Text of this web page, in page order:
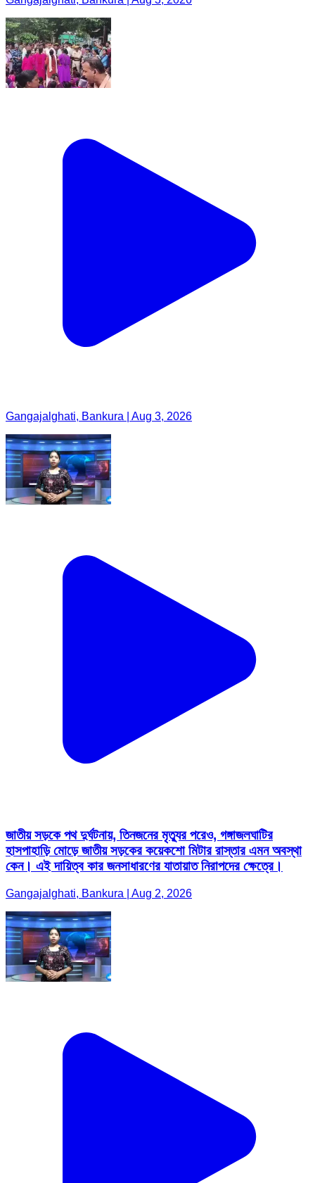
Gangajalghati, Bankura | Aug 3, 2026
জাতীয় সড়কে পথ দুর্ঘটনায়, তিনজনের মৃত্যুর পরেও, গঙ্গাজলঘাটির
হাসপাহাড়ি মোড়ে জাতীয় সড়কের কয়েকশো মিটার রাস্তার এমন অবস্থা
কেন। এই দায়িত্ব কার জনসাধারণের যাতায়াত নিরাপদের ক্ষেত্রে।
Gangajalghati, Bankura | Aug 2, 2026